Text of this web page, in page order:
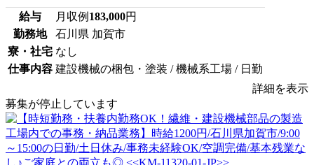
給与 月収例 183,000円
勤務地
石川県 加賀市
寮・社宅 なし
仕事内容 建設機械の梱包・塗装 / 機械系工場 / 日勤
詳細を表示
募集が停止しています